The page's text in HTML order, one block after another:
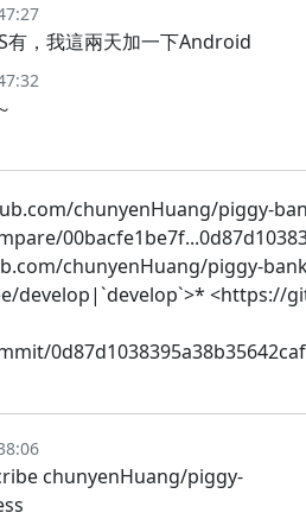
，我這兩天加一下Android
chunyenHuang/piggy-
chunyenHuang/piggy-
develop|`develop`>* <https://
chunyenHuang/piggy-